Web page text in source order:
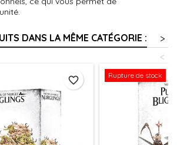
DANS LA MÊME CATÉGORIE :
>
<
favorite_border Rupture de stock